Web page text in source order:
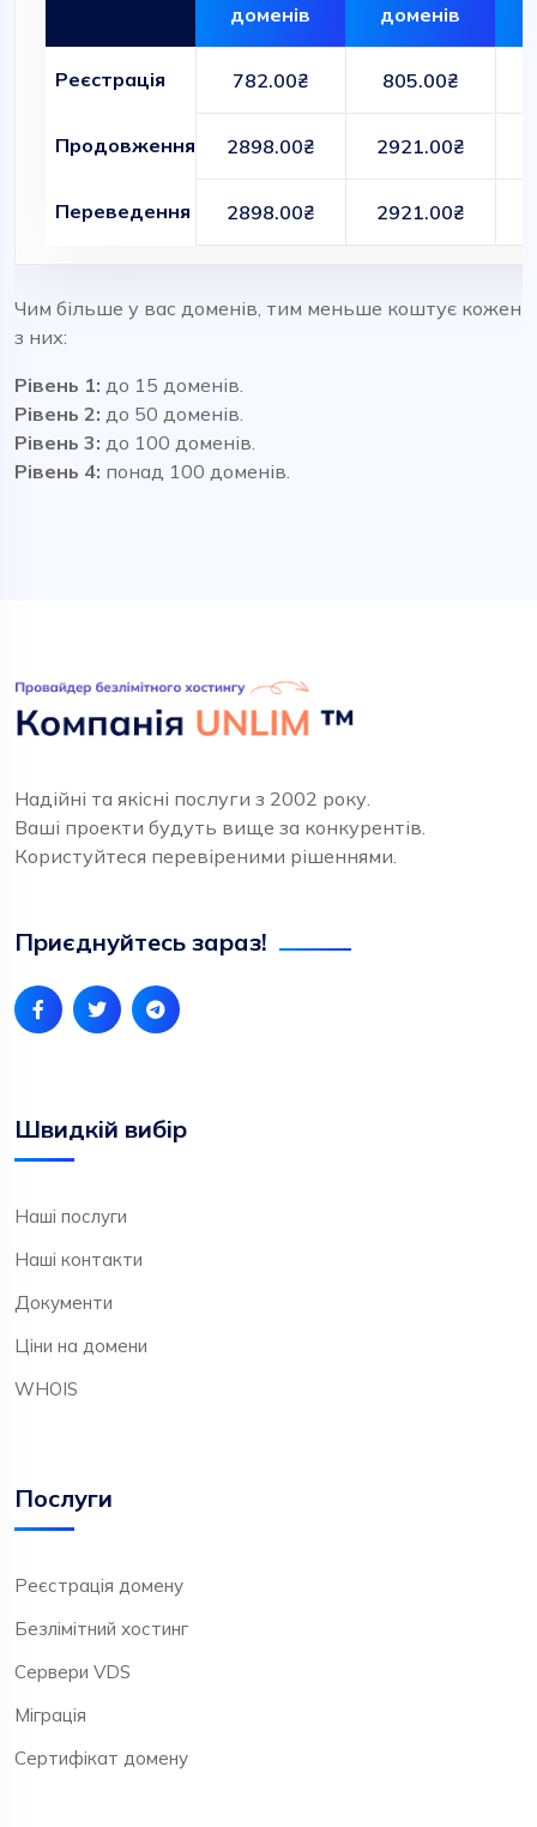
доменів
доменів
Реєстрація 782.00₴ 805.00₴
Продовження 2898.00₴ 2921.00₴
Переведення 2898.00₴ 2921.00₴
Чим більше у вас доменів, тим меньше коштує кожен
з них:
Рівень 1: до 15 доменів.
Рівень 2: до 50 доменів.
Рівень 3: до 100 доменів.
Рівень 4: понад 100 доменів.
Надійні та якісні послуги з 2002 року.
Ваші проекти будуть вище за конкурентів.
Користуйтеся перевіреними рішеннями.
Приєднуйтесь зараз!
Швидкій вибір
Наші послуги
Наші контакти
Документи
Ціни на домени
WHOIS
Послуги
Реєстрація домену
Безлімітний хостинг
Сервери VDS
Міграція
Сертифікат домену